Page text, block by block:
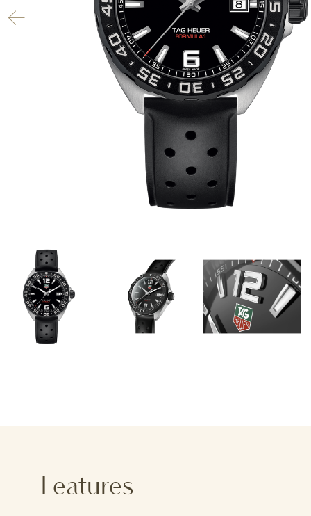
Features